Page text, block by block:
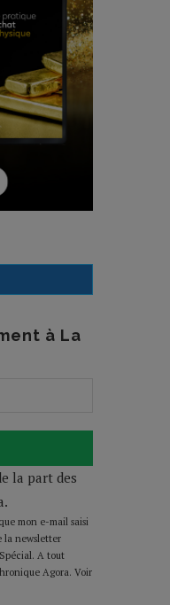
à La
la part des
mon e-mail saisi
la newsletter
A tout
Agora. Voir